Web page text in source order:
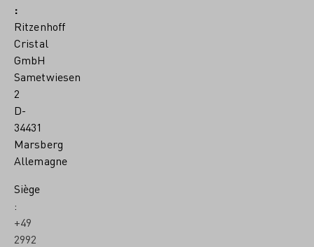
:
Ritzenhoff
Cristal
GmbH
Sametwiesen
2
D-
34431
Marsberg
Allemagne
Siège
:
+49
2992